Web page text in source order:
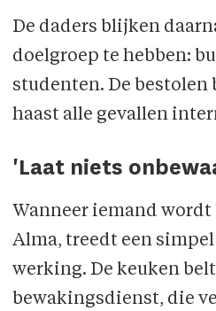
De daders blijken
doelgroep te hebben:
studenten. De bestolen
haast alle gevallen
'Laat niets
Wanneer iemand wordt
Alma, treedt een
werking. De keuken
bewakingsdienst, die